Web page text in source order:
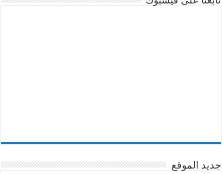
جديد الموقع